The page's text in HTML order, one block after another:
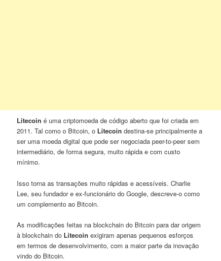
Litecoin é uma criptomoeda de código aberto que foi criada em
2011. Tal como o Bitcoin, o Litecoindestina-se principalmente a
ser uma moeda digital que pode ser negociada peer-to-peer sem
intermediário, de forma segura, muito rápida e com custo
mínimo.
Isso torna as transações muito rápidas e acessíveis. Charlie
Lee, seu fundador e ex-funcionário do Google, descreve-o como
um complemento ao Bitcoin.
As modificações feitas na blockchain do Bitcoin para dar origem
à blockchain do Litecoinexigiram apenas pequenos esforços
em termos de desenvolvimento, com a maior parte da inovação
vindo do Bitcoin.